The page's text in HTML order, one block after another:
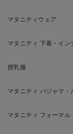
マタニティウェア
マタニティ 下着・イン
授乳服
マタニティ パジャマ・
マタニティ フォーマル